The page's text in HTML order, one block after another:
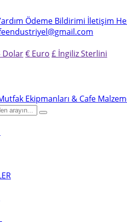
Ödeme Bildirimi İletişim
Dolar€ Euro £ İngiliz Sterlini